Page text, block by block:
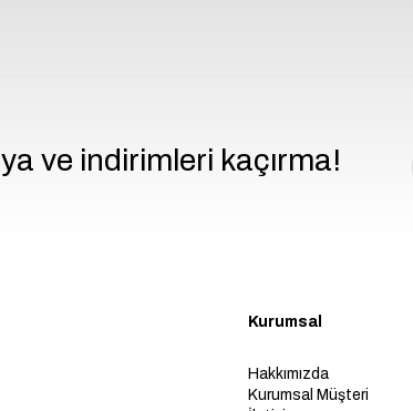
ve indirimleri kaçırma!
Kurumsal
Hakkımızda
Kurumsal Müşteri